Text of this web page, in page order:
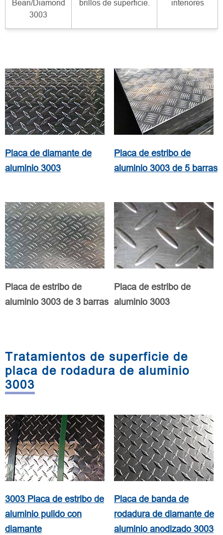
Bean/Diamond
3003
brillos de superficie. interiores
Placa de diamante de
aluminio 3003
Placa de estribo de
aluminio 3003 de 5 barras
Placa de estribo de
aluminio 3003 de 3 barras
Placa de estribo de
aluminio 3003
Tratamientos de superficie de
placa de rodadura de aluminio
3003
3003 Placa de estribo de
aluminio pulido con
diamante
Placa de banda de
rodadura de diamante de
aluminio anodizado 3003